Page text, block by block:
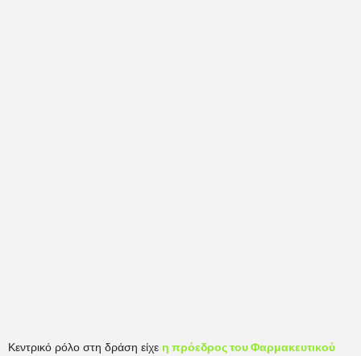
Κεντρικό ρόλο στη δράση είχε η πρόεδρος του Φαρμακευτικού